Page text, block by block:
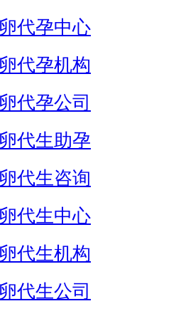
代孕中心
代孕机构
代孕公司
代生助孕
代生咨询
代生中心
代生机构
代生公司